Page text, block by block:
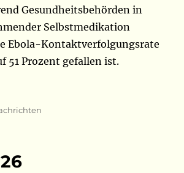
Gesundheitsbehörden in
Selbstmedikation
Ebola-Kontaktverfolgungsrate
51 Prozent gefallen ist.